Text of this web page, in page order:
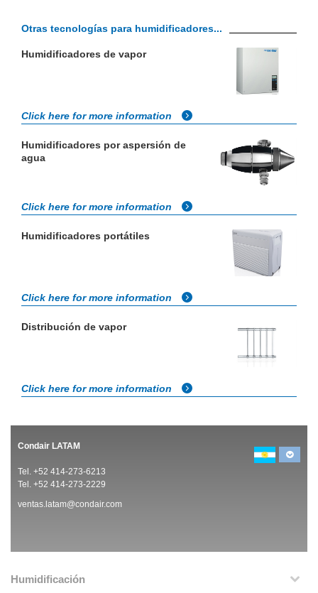
Otras tecnologías para humidificadores...
Humidificadores de vapor
Click here for more information
Humidificadores por aspersión de
agua
Click here for more information
Humidificadores portátiles
Click here for more information
Distribución de vapor
Click here for more information
Condair LATAM
Tel. +52 414-273-6213
Tel. +52 414-273-2229
ventas.latam@condair.com
Humidificación